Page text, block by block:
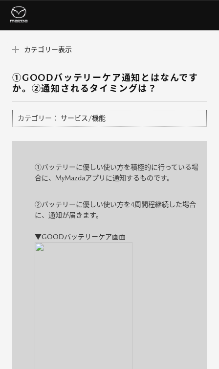
カテゴリー表示
①GOODバッテリーケア通知とはなんです
か。②通知されるタイミングは？
カテゴリー： サービス/機能
①バッテリーに優しい使い方を積極的に行っている場
合に、MyMazdaアプリに通知するものです。
②バッテリーに優しい使い方を4周間程継続した場合
に、通知が届きます。
▼GOODバッテリーケア画面